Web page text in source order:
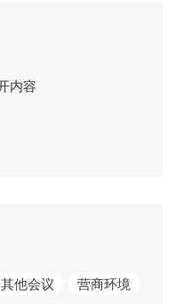
内容
他会议 营商环境